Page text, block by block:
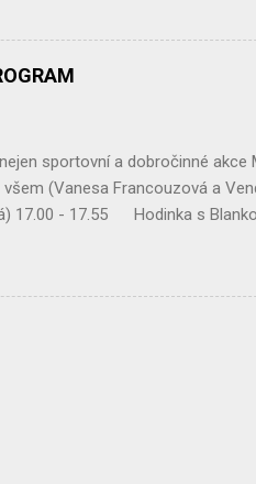
moc. Našimi
co je potřeba. Bez jejich
členek a členů Ekoklubu
sportovní a dobročinné
(Vanesa Francouzová a
17.00 - 17.55
Zatancuj si s TJ Alexis
Kučera ) V době od 14.30